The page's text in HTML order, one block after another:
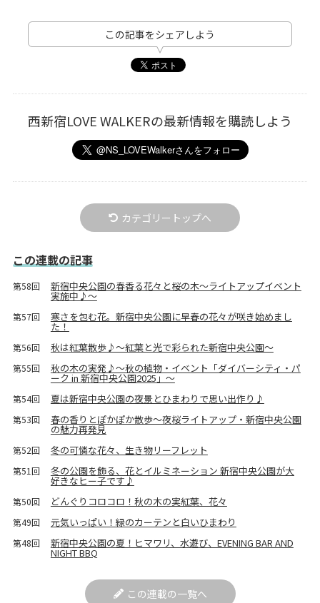
この記事をシェアしよう
西新宿LOVE WALKERの最新情報を購読しよう
カテゴリートップへ
この連載の記事
第58回 新宿中央公園の春香る花々と桜の木～ライトアップイベント
実施中♪～
第57回 寒さを包む花。新宿中央公園に早春の花々が咲き始めまし
た！
第56回 秋は紅葉散歩♪～紅葉と光で彩られた新宿中央公園～
第55回 秋の木の実発♪～秋の植物・イベント「ダイバーシティ・パ
ーク in 新宿中央公園2025」～
第54回 夏は新宿中央公園の夜景とひまわりで思い出作り♪
第53回 春の香りとぽかぽか散歩～夜桜ライトアップ・新宿中央公園
の魅力再発見
第52回 冬の可憐な花々、生き物リーフレット
第51回 冬の公園を飾る、花とイルミネーション 新宿中央公園が大
好きなヒー子です♪
第50回 どんぐりコロコロ！秋の木の実紅葉、花々
第49回 元気いっぱい！緑のカーテンと白いひまわり
第48回 新宿中央公園の夏！ヒマワリ、水遊び、EVENING BAR AND
NIGHT BBQ
この連載の一覧へ